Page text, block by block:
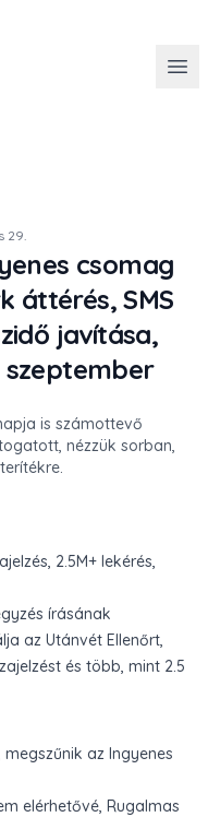
29.
csomag
áttérés, SMS
javítása,
szeptember
is számottevő
nézzük sorban,
2.5M+ lekérés,
írásának
az Utánvét Ellenőrt,
és több, mint 2.5
az Ingyenes
elérhetővé, Rugalmas